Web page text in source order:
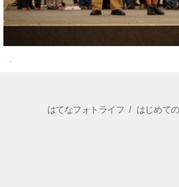
はてなフォトライフ / はじめて